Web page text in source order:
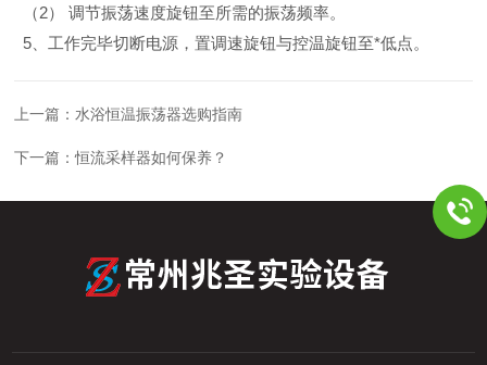
（2） 调节振荡速度旋钮至所需的振荡频率。
5、工作完毕切断电源，置调速旋钮与控温旋钮至*低点。
上一篇： 水浴恒温振荡器选购指南
下一篇：恒流采样器如何保养？